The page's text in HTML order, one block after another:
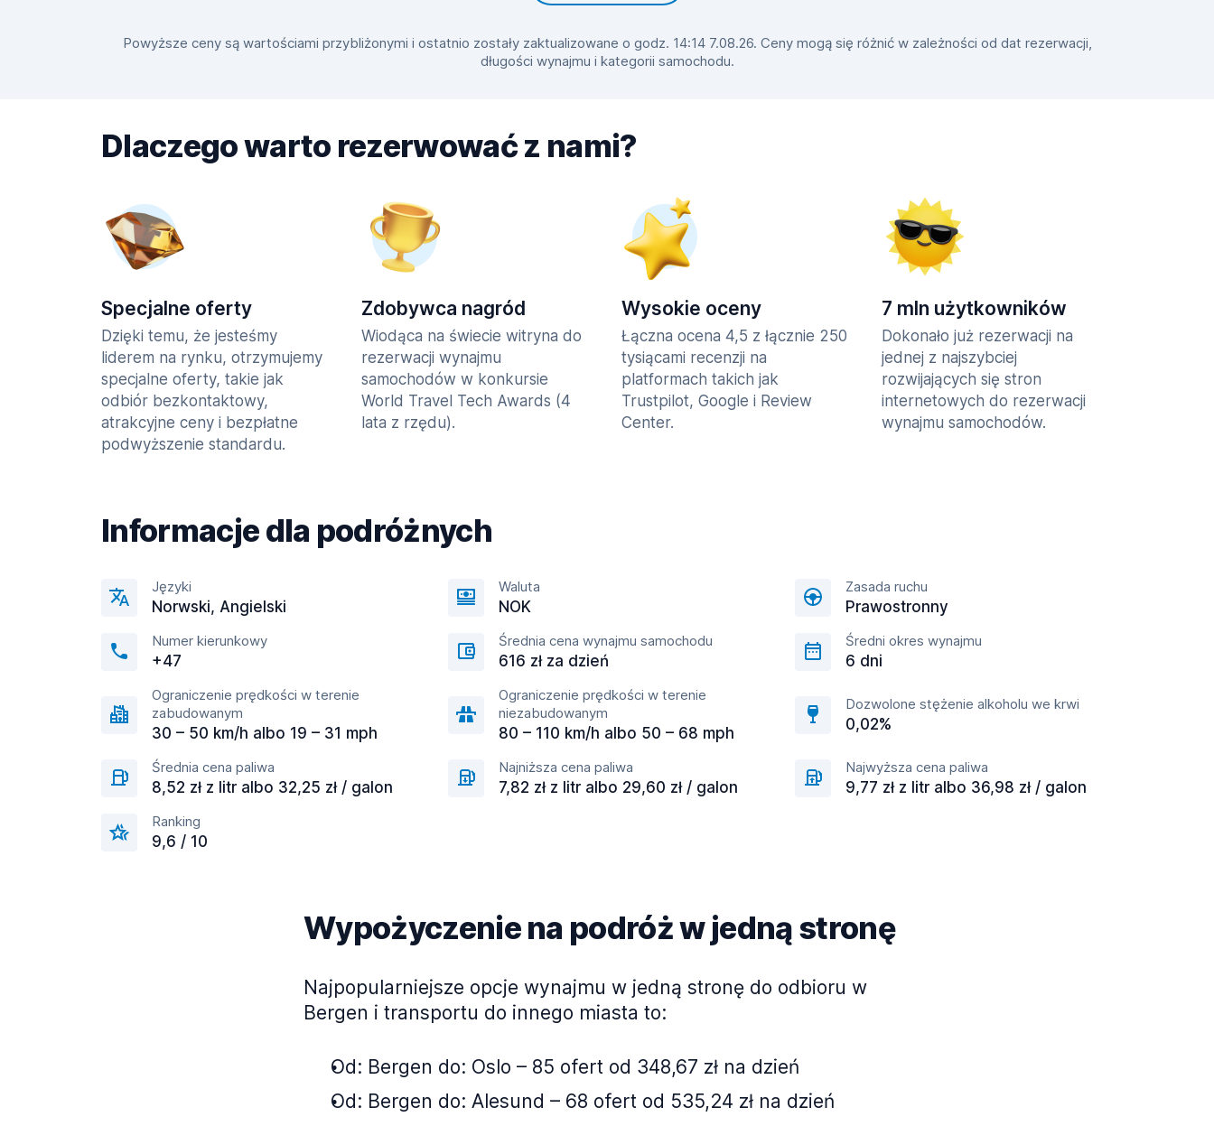
Powyższe ceny są wartościami przybliżonymi i ostatnio zostały zaktualizowane o godz. 14:14 7.08.26. Ceny mogą się różnić w zależności od dat rezerwacji,
długości wynajmu i kategorii samochodu.
Dlaczego warto rezerwować z nami?
Specjalne oferty
Dzięki temu, że jesteśmy
liderem na rynku, otrzymujemy
specjalne oferty, takie jak
odbiór bezkontaktowy,
atrakcyjne ceny i bezpłatne
podwyższenie standardu.
Zdobywca nagród
Wiodąca na świecie witryna do
rezerwacji wynajmu
samochodów w konkursie
World Travel Tech Awards (4
lata z rzędu).
Wysokie oceny
Łączna ocena 4,5 z łącznie 250
tysiącami recenzji na
platformach takich jak
Trustpilot, Google i Review
Center.
7 mln użytkowników
Dokonało już rezerwacji na
jednej z najszybciej
rozwijających się stron
internetowych do rezerwacji
wynajmu samochodów.
Informacje dla podróżnych
Języki
Norwski, Angielski
Waluta
NOK
Zasada ruchu
Prawostronny
Numer kierunkowy
+47
Średnia cena wynajmu samochodu
616 zł za dzień
Średni okres wynajmu
6 dni
Ograniczenie prędkości w terenie
zabudowanym
30 – 50 km/h albo 19 – 31 mph
Ograniczenie prędkości w terenie
niezabudowanym
80 – 110 km/h albo 50 – 68 mph
Dozwolone stężenie alkoholu we krwi
0,02%
Średnia cena paliwa
8,52 zł z litr albo 32,25 zł / galon
Najniższa cena paliwa
7,82 zł z litr albo 29,60 zł / galon
Najwyższa cena paliwa
9,77 zł z litr albo 36,98 zł / galon
Ranking
9,6 / 10
Wypożyczenie na podróż w jedną stronę
Najpopularniejsze opcje wynajmu w jedną stronę do odbioru w
Bergen i transportu do innego miasta to:
Od: Bergen do: Oslo – 85 ofert od 348,67 zł na dzień
Od: Bergen do: Alesund – 68 ofert od 535,24 zł na dzień